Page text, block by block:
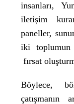
insanları,
iletişim
paneller,
iki toplumun
fırsat
Böylece,
çatışmanın